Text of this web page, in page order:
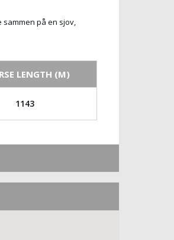
på en sjov,
LENGTH (M)
1143